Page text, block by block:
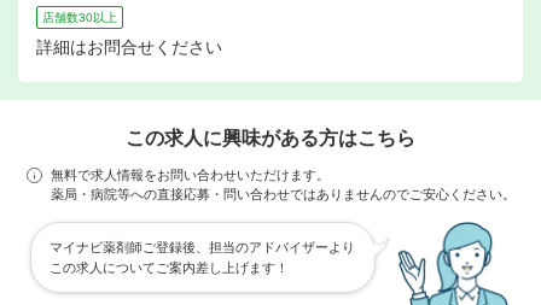
店舗数30以上
詳細はお問合せください
この求人に興味がある方はこちら
無料で求人情報をお問い合わせいただけます。
薬局・病院等への直接応募・問い合わせではありませんのでご安心ください。
マイナビ薬剤師ご登録後、担当のアドバイザーより
この求人についてご案内差し上げます！